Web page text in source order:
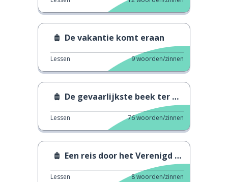
De vakantie komt eraan
Lessen 9woorden/zinnen
De gevaarlijkste beek ter wereld
Lessen 76woorden/zinnen
Een reis door het Verenigd Koninkrijk
Lessen 8woorden/zinnen